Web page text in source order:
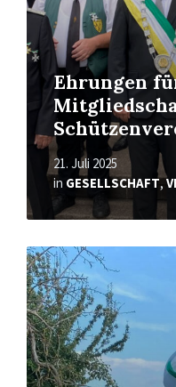
Ehrungen
21. Juli 2025
in GESELLSCHAFT,
Read
More